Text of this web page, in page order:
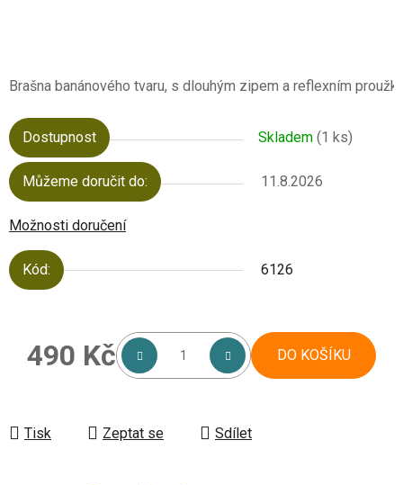
Brašna banánového tvaru, s dlouhým zipem a reflexním
Dostupnost Skladem (1 ks)
Můžeme doručit do: 11.8.2026
Možnosti doručení
Kód: 6126
490 Kč DO KOŠÍKU
Tisk Zeptat se Sdílet